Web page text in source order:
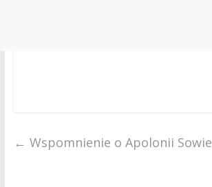
← Wspomnienie o Apolonii Sowie